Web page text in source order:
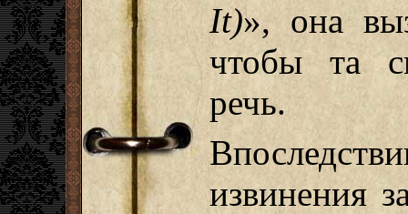
It)», она
чтобы та
речь.
извинения